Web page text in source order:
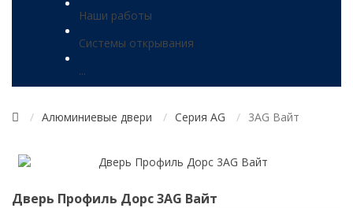
Наши работы
Системы открывания
...
Алюминиевые двери Серия AG 3AG Вайт
Дверь Профиль Дорс 3AG Вайт